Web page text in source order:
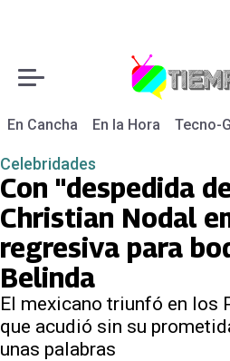
En Cancha En la Hora Tecno-
Celebridades
Con "despedida
Christian Nodal
regresiva para
Belinda
El mexicano triunfó en los
que acudió sin su
unas palabras